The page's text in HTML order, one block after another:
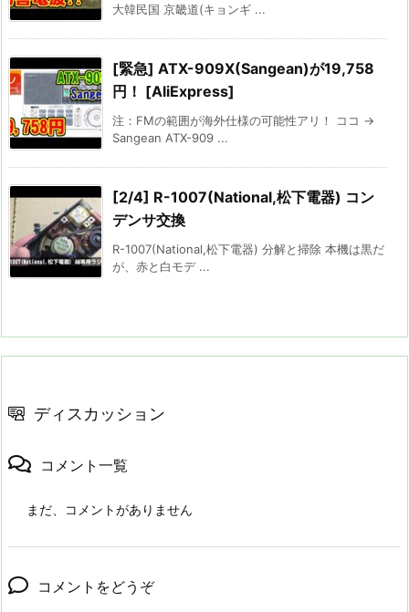
大韓民国 京畿道(キョンギ ...
[緊急] ATX-909X(Sangean)が19,758
円！ [AliExpress]
注：FMの範囲が海外仕様の可能性アリ！ ココ →
Sangean ATX-909 ...
[2/4] R-1007(National,松下電器) コン
デンサ交換
R-1007(National,松下電器) 分解と掃除 本機は黒だ
が、赤と白モデ ...
ディスカッション
コメント一覧
まだ、コメントがありません
コメントをどうぞ